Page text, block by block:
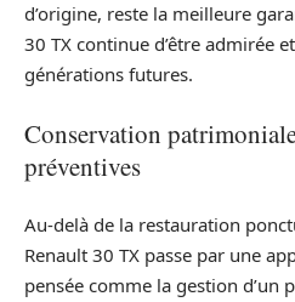
d’origine, reste la meilleure
30 TX continue d’être admirée
générations futures.
Conservation
préventives
Au-delà de la restauration
Renault 30 TX passe par une
pensée comme la gestion d’un